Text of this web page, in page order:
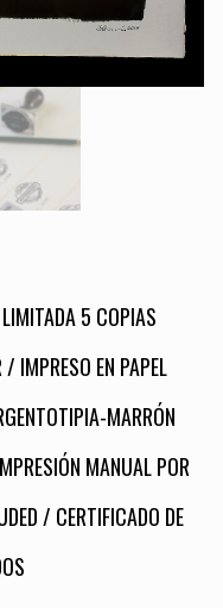
5 COPIAS
IMPRESO EN PAPEL
MARRÓN
MANUAL POR
/ CERTIFICADO DE